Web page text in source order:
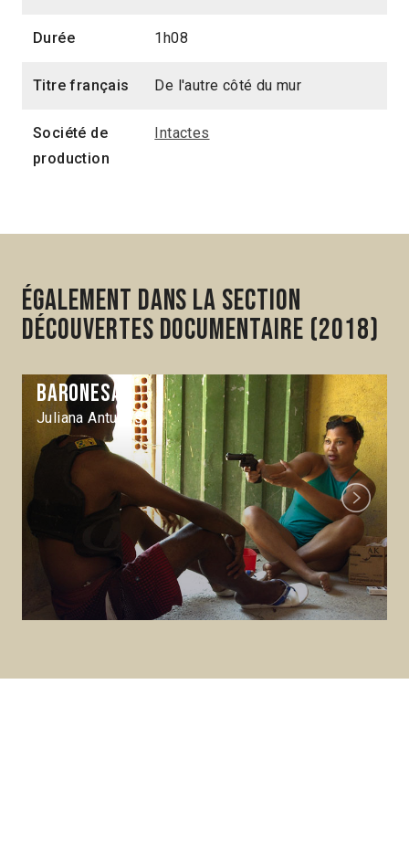
Durée 1h08
Titre français De l'autre côté du mur
Société de
production
Intactes
Également dans la section
Découvertes Documentaire (2018)
Baronesa
Juliana Antunes
Next